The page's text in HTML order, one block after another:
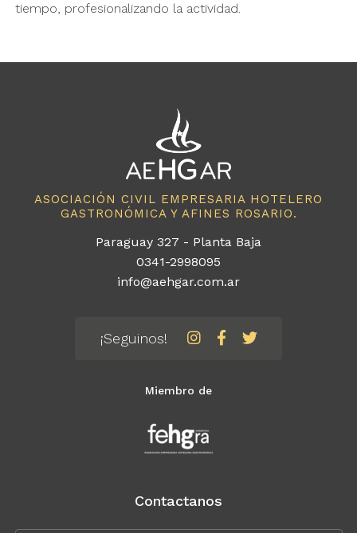
tiempo, profesionalizando la actividad.
ASOCIACIÓN CIVIL EMPRESARIA HOTELERO
GASTRONÓMICA Y AFINES ROSARIO.
Paraguay 327 - Planta Baja
0341-2998095
info@aehgar.com.ar
¡Seguinos!
Miembro de
Contactanos